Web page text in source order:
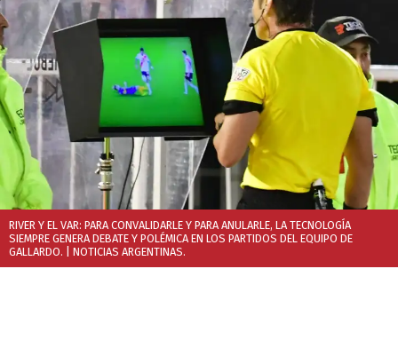
RIVER Y EL VAR: PARA CONVALIDARLE Y PARA ANULARLE, LA TECNOLOGÍA
SIEMPRE GENERA DEBATE Y POLÉMICA EN LOS PARTIDOS DEL EQUIPO DE
GALLARDO. | NOTICIAS ARGENTINAS.